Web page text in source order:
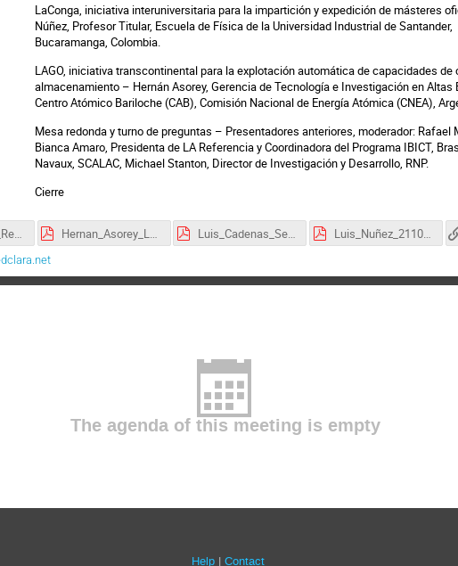
LaConga, iniciativa interuniversitaria para la impartición y expedición de másteres
Núñez, Profesor Titular, Escuela de Física de la Universidad Industrial de Santander,
Bucaramanga, Colombia.
LAGO, iniciativa transcontinental para la explotación automática de capacidades de
almacenamiento – Hernán Asorey, Gerencia de Tecnología e Investigación en Altas
Centro Atómico Bariloche (CAB), Comisión Nacional de Energía Atómica (CNEA),
Mesa redonda y turno de preguntas – Presentadores anteriores, moderador: Rafael
Bianca Amaro, Presidenta de LA Referencia y Coordinadora del Programa IBICT,
Navaux, SCALAC, Michael Stanton, Director de Investigación y Desarrollo, RNP.
Cierre
Alberto_Perez_RedIRIS_2021_reunión_RedCLARA.pdf Hernan_Asorey_LAGO-RedClara.pdf Luis_Cadenas_Servicios_RedCLARA_RNIE_Panel con Europasept2021.pdf Luis_Nuñez_211014ResInfra.pdf
The agenda of this meeting is empty
Help Contact